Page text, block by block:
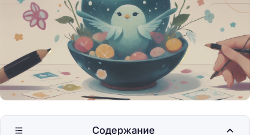
Содержание